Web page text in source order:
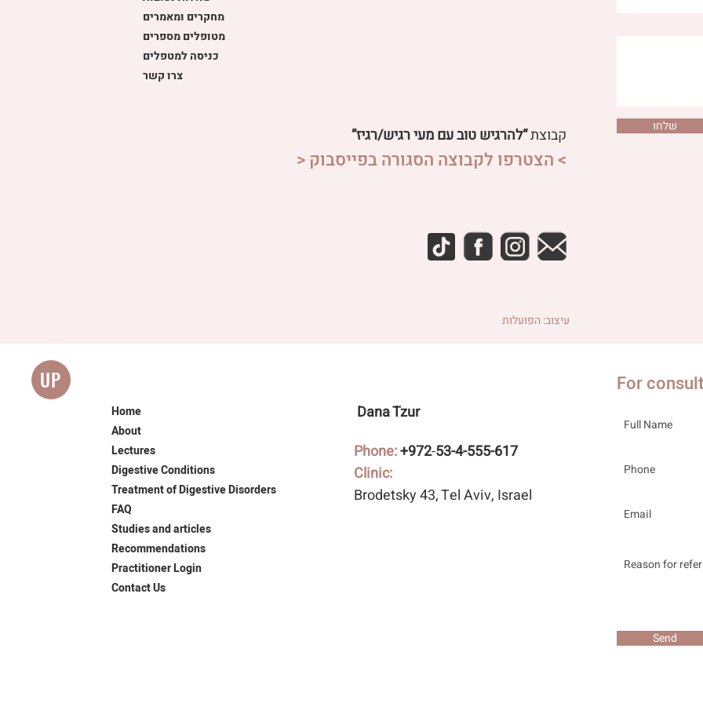
מחקרים ומאמרים
מטופלים מספרים
כניסה למטפלים
צרו קשר
קבוצת“להרגיש טוב עם מעי רגיש/רגיז”
> הצטרפו לקבוצה הסגורה בפייסבוק <
שלחו
עיצוב: הפועלות
UP
Home
About
Lectures
Digestive Conditions
Treatment of Digestive Disorders
FAQ
Studies and articles
Recommendations
Practitioner Login
Contact Us
For
Send
Phone:+972-53-4-555-617
Clinic:
Brodetsky 43, Tel Aviv, Israel
Dana Tzur